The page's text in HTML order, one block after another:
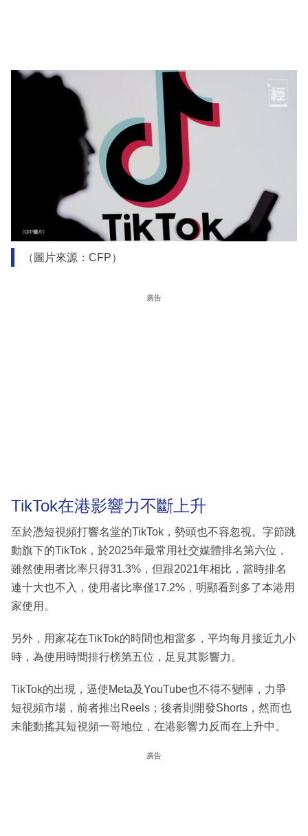
（圖片來源：CFP）
廣告
TikTok在港影響力不斷上升
至於憑短視頻打響名堂的TikTok，勢頭也不容忽視。字節跳
動旗下的TikTok，於2025年最常用社交媒體排名第六位，
雖然使用者比率只得31.3%，但跟2021年相比，當時排名
連十大也不入，使用者比率僅17.2%，明顯看到多了本港用
家使用。
另外，用家花在TikTok的時間也相當多，平均每月接近九小
時，為使用時間排行榜第五位，足見其影響力。
TikTok的出現，逼使Meta及YouTube也不得不變陣，力爭
短視頻市場，前者推出Reels；後者則開發Shorts，然而也
未能動搖其短視頻一哥地位，在港影響力反而在上升中。
廣告